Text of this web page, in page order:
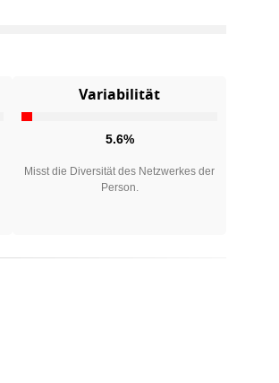
Variabilität
5.6%
Misst die Diversität des Netzwerkes der
Person.